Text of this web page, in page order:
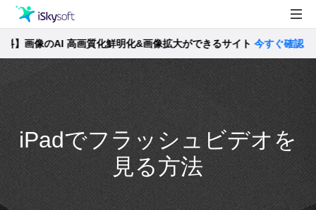
製品
Utility
製品活用事例
ストア
サポート
画像のAI 高画質化鮮明化&画像拡大ができるサイト今すぐ確認 >>
iPadでフラッシュビデオを
見る方法